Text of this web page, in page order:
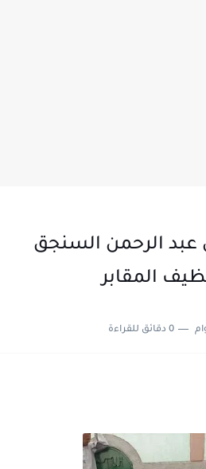
عبد الرحمن السنجق
المقابر
0 دقائق للقراءة